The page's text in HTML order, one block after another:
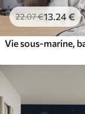
22.07€13 .24€